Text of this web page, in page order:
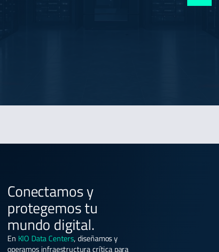
Conectamos y
protegemos tu
mundo digital.
En KIO Data Centers, diseñamos y
operamos infraestructura crítica para